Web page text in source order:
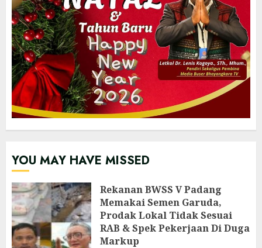
YOU MAY HAVE MISSED
Rekanan BWSS V Padang
Memakai Semen Garuda,
Prodak Lokal Tidak Sesuai
RAB & Spek Pekerjaan Di Duga
Markup